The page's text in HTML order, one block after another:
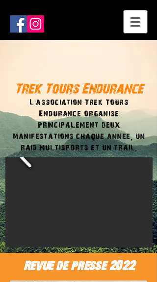
Trek Tours Endurance
L'association Trek Tours
Endurance organise
principalement deux
manifestations chaque annee, un
raid multisports et un trail.
Revue de presse 2022